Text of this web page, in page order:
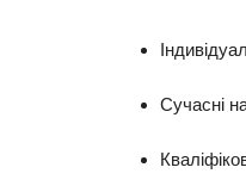
Сучасні